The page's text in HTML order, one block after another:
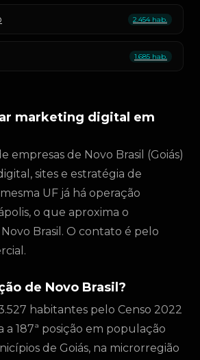
2.454 hab.
1.685 hab.
marketing digital em
empresas de Novo Brasil (Goiás)
sites e estratégia de
UF já há operação
o que aproxima o
Brasil. O contato é pelo
de Novo Brasil?
habitantes pelo Censo 2022
a 187ª posição em população
de Goiás, na microrregião